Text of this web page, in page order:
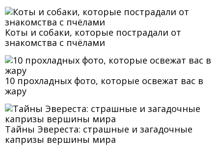
Коты и собаки, которые пострадали от
знакомства с пчёлами
10 прохладных фото, которые освежат вас в
жару
Тайны Эвереста: страшные и загадочные
капризы вершины мира